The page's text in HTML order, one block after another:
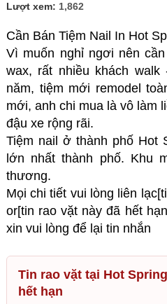
Lượt xem: 1,862
Cần Bán Tiệm Nail In Hot
Vì muốn nghỉ ngơi nên
wax, rất nhiều khách
năm, tiệm mới remodel
mới, anh chi mua là vô làm
đậu xe rộng rãi.
Tiệm nail ở thành phố Hot
lớn nhất thành phố. Khu
thương.
Mọi chi tiết vui lòng liên
or[tin rao vặt này đã hết
xin vui lòng để lại tin nhắn
Tin rao vặt tại Hot
hết hạn